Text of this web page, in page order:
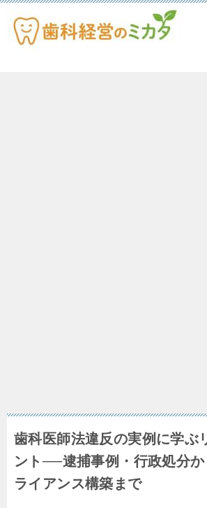
歯科医師法違反の実例に学ぶ
ント──逮捕事例・行政処分
ライアンス構築まで